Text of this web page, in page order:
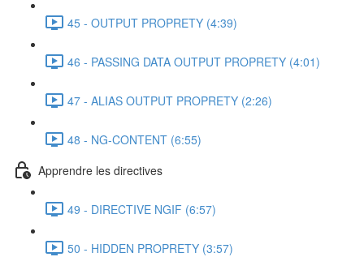
45 - OUTPUT PROPRETY (4:39)
46 - PASSING DATA OUTPUT PROPRETY (4:01)
47 - ALIAS OUTPUT PROPRETY (2:26)
48 - NG-CONTENT (6:55)
Apprendre les directives
49 - DIRECTIVE NGIF (6:57)
50 - HIDDEN PROPRETY (3:57)